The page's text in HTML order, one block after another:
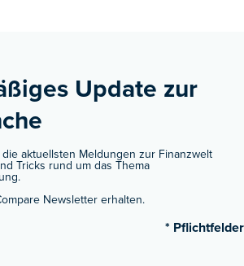
Update zur
aktuellsten Meldungen zur Finanzwelt
Tricks rund um das Thema
Newsletter erhalten.
* Pflichtfelder